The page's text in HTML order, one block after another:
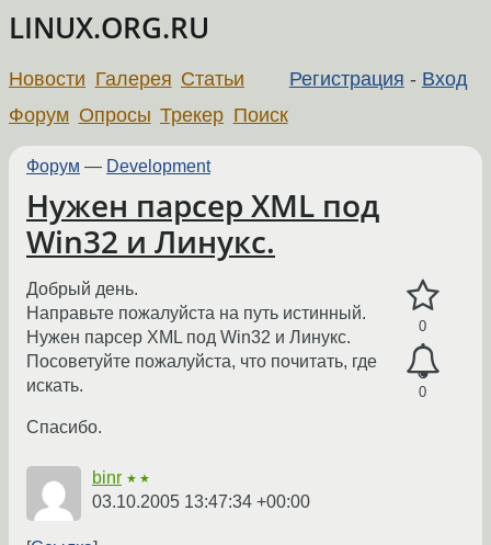
LINUX.ORG.RU
Регистрация - Вход
Новости Галерея Статьи
Форум Опросы Трекер Поиск
Форум — Development
Нужен парсер XML под
Win32 и Линукс.
0
0
Добрый день.
Направьте пожалуйста на путь истинный.
Нужен парсер XML под Win32 и Линукс.
Посоветуйте пожалуйста, что почитать, где
искать.
Спасибо.
binr ★★
03.10.2005 13:47:34 +00:00